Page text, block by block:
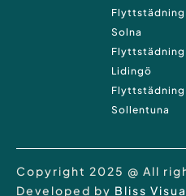
Flyttstädning
Solna
Flyttstädning
Lidingö
Flyttstädning
Sollentuna
Copyright 2025 @ All
Developed by Bliss